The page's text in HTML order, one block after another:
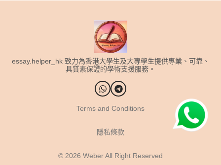
essay.helper_hk 致力為香港大學生及大專學生提供專業、可靠、
具質素保證的學術支援服務。
Terms and Conditions
隱私條款
© 2026 Weber All Right Reserved